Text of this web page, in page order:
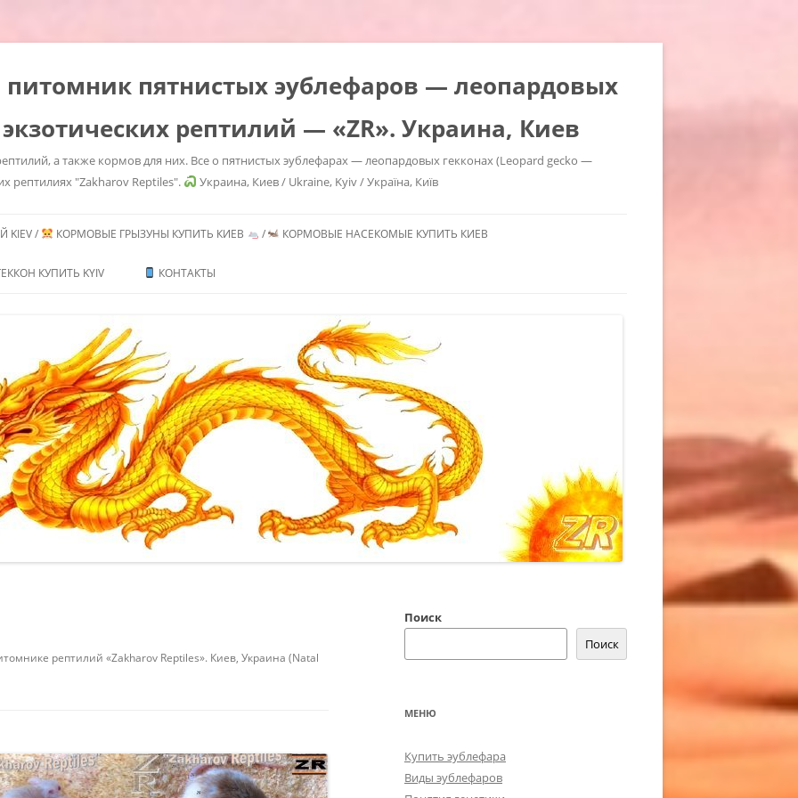
питомник пятнистых эублефаров — леопардовых
рептилий — «ZR». Украина, Киев
а также кормов для них. Все о пятнистых эублефарах — леопардовых гекконах (Leopard gecko —
рептилиях "Zakharov Reptiles".
Украина, Киев / Ukraine, Kyiv / Україна, Київ
к
содержимому
KIEV / КОРМОВЫЕ ГРЫЗУНЫ КУПИТЬ КИЕВ / КОРМОВЫЕ НАСЕКОМЫЕ КУПИТЬ КИЕВ
/
/
КУПИТЬ KYIV
CAUDICINCTUS
/ AFRICAN FAT TAILED
MORPHS
КОНТАКТЫ
рептилий «Zakharov Reptiles». Киев, Украина (Natal
Поиск
Поиск
МЕНЮ
Купить эублефара
Виды эублефаров